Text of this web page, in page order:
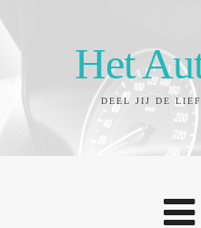
Het
DEEL JIJ DE